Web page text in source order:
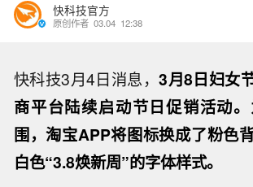
快科技官方
原创作者 03.04 12:38
快科技3月4日消息，3月8日妇女
商平台陆续启动节日促销活动
围，淘宝APP将图标换成了粉色
白色“3.8焕新周”的字体样式。